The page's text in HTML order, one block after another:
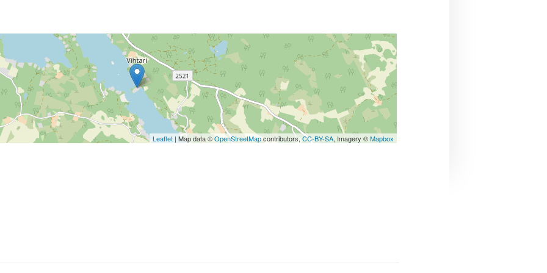
Leaflet| Map data ©OpenStreetMapcontributors, CC-BY-SA, Imagery ©Mapbox